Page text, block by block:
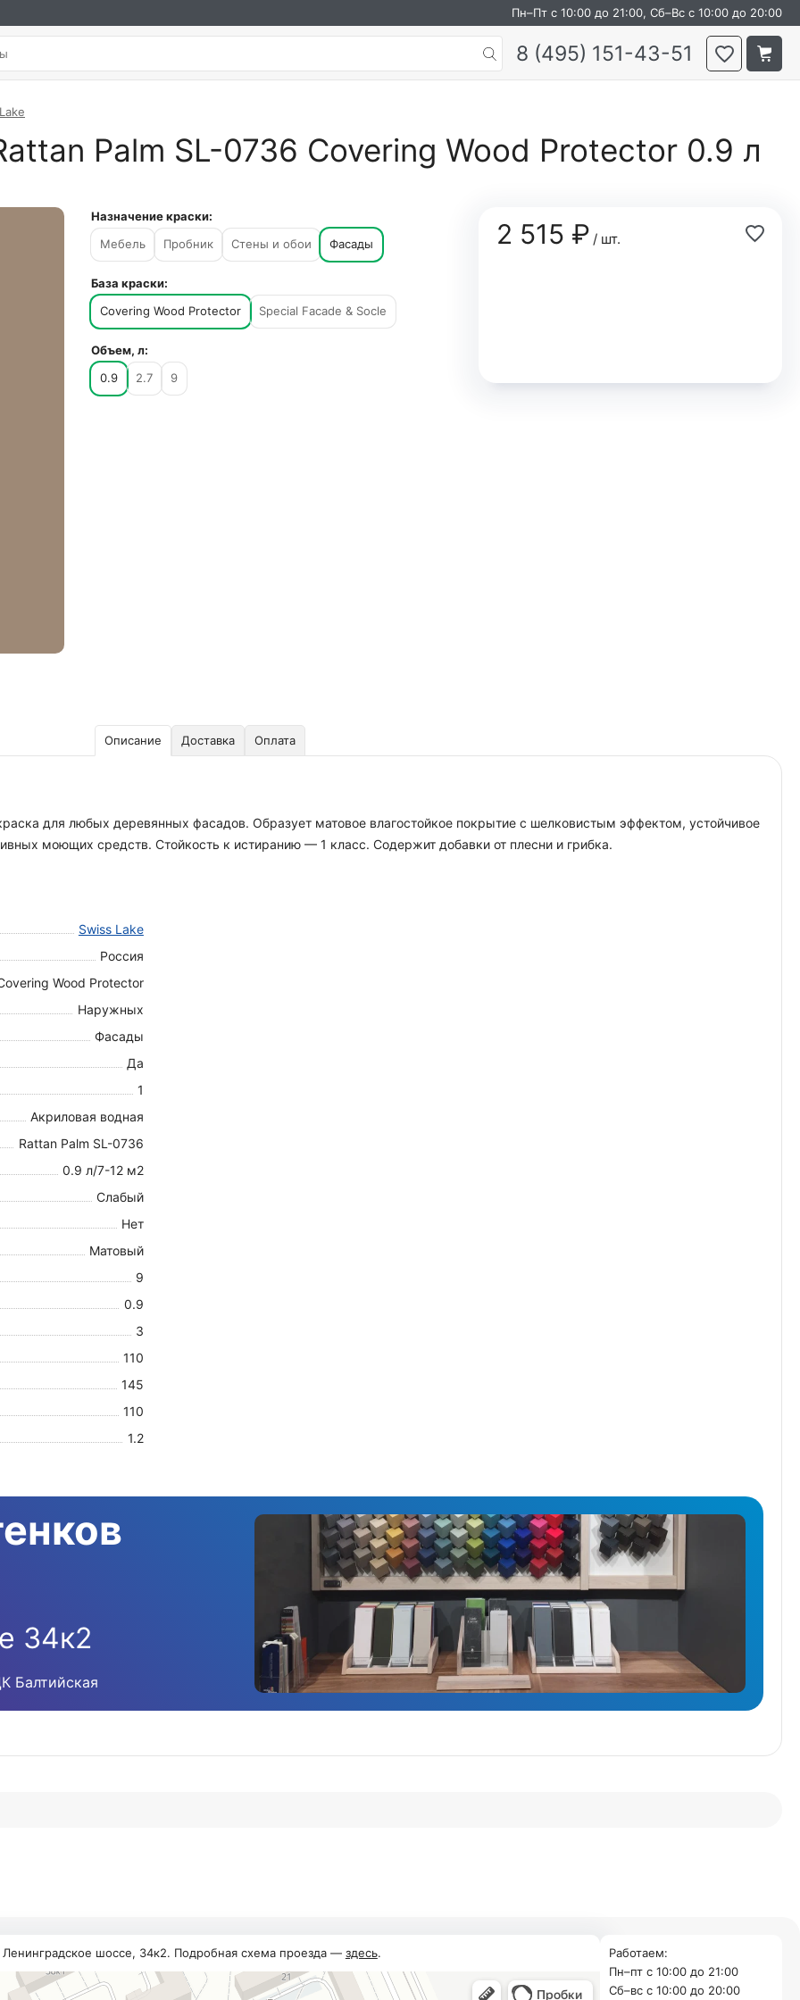
Пн–Пт с 10:00 до 21:00, Сб–Вс с 10:00 до 20:00
8 (495) 151-43-51
Palm SL-0736 Covering Wood Protector 0.9 л
2 515 ₽/ шт.
Назначение краски:
Мебель
Пробник Стены и обои Фасады
База краски:
Covering Wood Protector
Special Facade & Socle
Объем, л:
0.9
2.7 9
Описание Доставка Оплата
для любых деревянных фасадов. Образует матовое влагостойкое покрытие с шелковистым эффектом, устойчивое
моющих средств. Стойкость к истиранию — 1 класс. Содержит добавки от плесни и грибка.
Swiss Lake
Россия
Wood Protector
Наружных
Фасады
Да
1
Акриловая водная
Rattan Palm SL-0736
0.9 л/7-12 м2
Слабый
Нет
Матовый
9
0.9
3
110
145
110
1.2
34к2
Балтийская
шоссе, 34к2. Подробная схема проезда — здесь.
Работаем:
Пн–пт с 10:00 до 21:00
Cб–вс с 10:00 до 20:00